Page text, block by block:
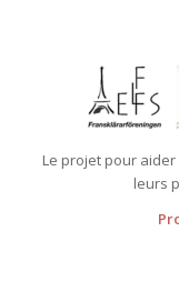
Le projet pour
leurs